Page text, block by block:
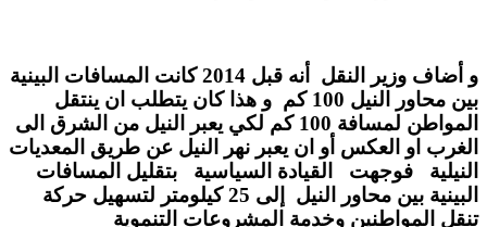
و أضاف وزير النقل أنه قبل 2014 كانت المسافات البينية
بين محاور النيل 100 كم و هذا كان يتطلب ان ينتقل
المواطن لمسافة 100 كم لكي يعبر النيل من الشرق الى
الغرب او العكس أو ان يعبر نهر النيل عن طريق المعديات
النيلية فوجهت القيادة السياسية بتقليل المسافات
البينية بين محاور النيل إلى 25 كيلومتر لتسهيل حركة
تنقل المواطنين وخدمة المشروعات التنموية